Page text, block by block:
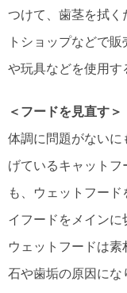
つけて、歯茎を拭く
トショップなどで
や玩具などを使用す
＜フードを見直す＞
体調に問題がないに
げているキャット
も、ウェットフー
イフードをメインに
ウェットフードは
石や歯垢の原因にな